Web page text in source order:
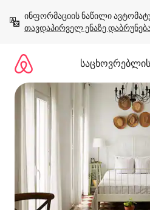
გადასვლა
თავდაპირველ ენაზე
საცხოვრებლის